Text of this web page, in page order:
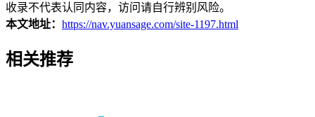
收录不代表认同内容，访问请自行辨别风险。
本文地址： https://nav.yuansage.com/site-1197.html
相关推荐